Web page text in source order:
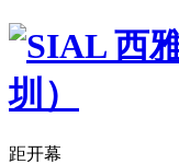
距开幕